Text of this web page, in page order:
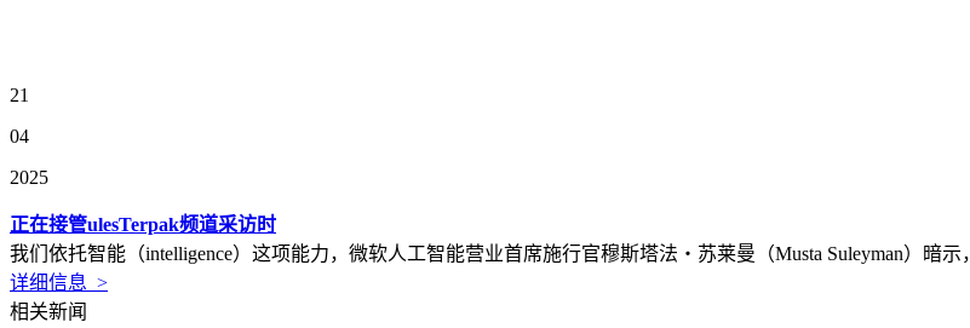
21
04
2025
正在接管ulesTerpak频道采访时
我们依托智能（intelligence）这项能力，微软人工智能营业首席施行官穆斯塔法・苏莱曼（Musta Suleyman）暗
详细信息 >
相关新闻